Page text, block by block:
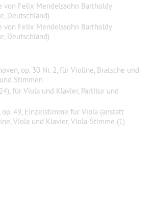
von Felix Mendelssohn Bartholdy
Deutschland)
von Felix Mendelssohn Bartholdy
Deutschland)
op. 30 Nr. 2, für Violine, Bratsche und
Stimmen
für Viola und Klavier, Partitur und
49, Einzelstimme für Viola (anstatt
Viola und Klavier, Viola-Stimme (1)